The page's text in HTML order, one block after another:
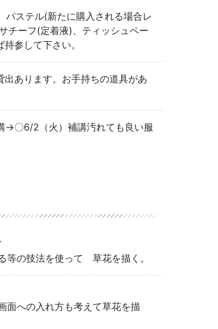
パステル(新たに購入される場合レ
チーフ(定着液)、ティッシュペー
参して下さい。
あります。お手持ちの道具があ
〇6/2（火）補講汚れても良い服
等の技法を使って 草花を描く。
面への入れ方も考えて草花を描